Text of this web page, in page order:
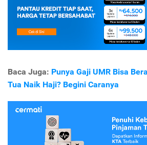
Baca Juga: Punya Gaji UMR Bisa
Tua Naik Haji? Begini Caranya